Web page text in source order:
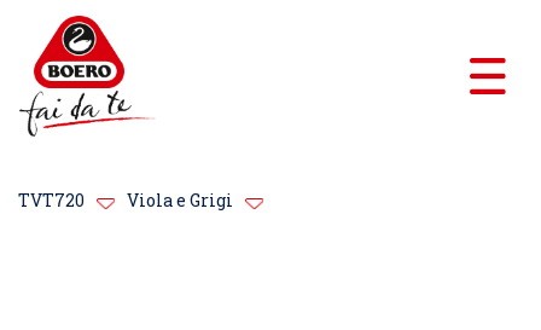
TVT720 Viola e Grigi